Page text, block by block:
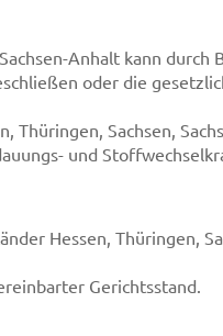
Anhalt kann durch
oder die
Sachsen,
und
Hessen, Thüringen,
Gerichtsstand.